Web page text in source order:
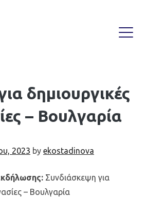
δημιουργικές
– Βουλγαρία
2023 by ekostadinova
Συνδιάσκεψη για
– Βουλγαρία